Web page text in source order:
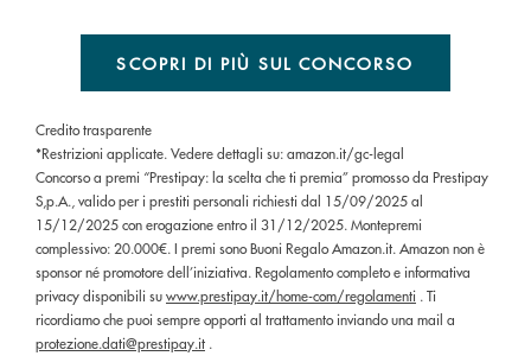
SCOPRI DI PIÙ SUL CONCORSO
Credito trasparente
*Restrizioni applicate. Vedere dettagli su: amazon.it/gc-legal
Concorso a premi “Prestipay: la scelta che ti premia” promosso da Prestipay
S,p.A., valido per i prestiti personali richiesti dal 15/09/2025 al
15/12/2025 con erogazione entro il 31/12/2025. Montepremi
complessivo: 20.000€. I premi sono Buoni Regalo Amazon.it. Amazon non è
sponsor né promotore dell’iniziativa. Regolamento completo e informativa
privacy disponibili suwww.prestipay.it/home-com/regolamenti . Ti
ricordiamo che puoi sempre opporti al trattamento inviando una mail a
protezione.dati@prestipay.it .